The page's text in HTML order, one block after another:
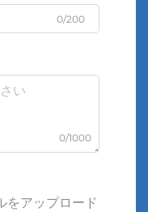
0/200
0/1000
をアップロード